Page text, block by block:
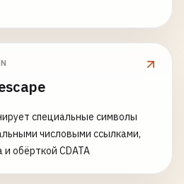
специальные символы
числовыми ссылками,
обёрткой CDATA